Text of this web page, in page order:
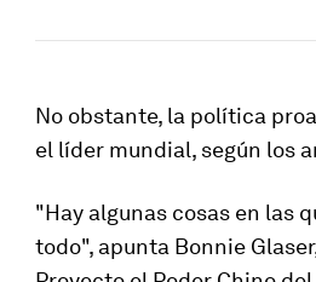
No obstante, la política
el líder mundial, según los
"Hay algunas cosas en las
todo", apunta Bonnie